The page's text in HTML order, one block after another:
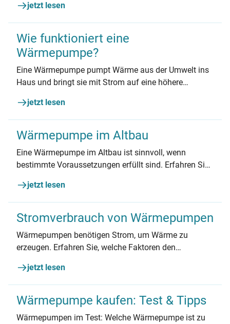
Dämmung, Heizkörper, Platzbedarf.
jetzt lesen
Wie funktioniert eine
Wärmepumpe?
Eine Wärmepumpe pumpt Wärme aus der Umwelt ins
Haus und bringt sie mit Strom auf eine höhere
erfahren Sie in diesem Artikel.
jetzt lesen
Wärmepumpe im Altbau
Eine Wärmepumpe im Altbau ist sinnvoll, wenn
bestimmte Voraussetzungen erfüllt sind. Erfahren Sie,
Wärmepumpenart am besten für alte Gebäude
geeignet ist.
jetzt lesen
Stromverbrauch von Wärmepumpen
Wärmepumpen benötigen Strom, um Wärme zu
erzeugen. Erfahren Sie, welche Faktoren den
wie Sie die damit verbundenen Kosten berechnen
können.
jetzt lesen
Wärmepumpe kaufen: Test & Tipps
Wärmepumpen im Test: Welche Wärmepumpe ist zu